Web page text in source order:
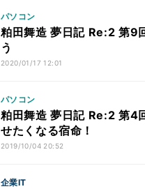
パソコン
粕田舞造 夢日記 Re:2 第
う
2020/01/17 12:01
パソコン
粕田舞造 夢日記 Re:2 第4
せたくなる宿命！
2019/10/04 20:52
企業IT